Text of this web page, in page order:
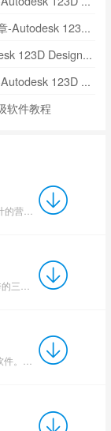
Autodesk 123D Design怎么快速建立一个印章-Autodesk 123D Design快速建立一个印章的方法
Autodesk 123D Design怎么旋转模型-Autodesk 123D Design旋转模型的尺寸的方法
Autodesk 123D Design怎么更改模型的尺寸-Autodesk 123D Design更改模型的尺寸的方法
软件教程
慧声POP打印专家是一款专为商超零售设计的营销物料制作工具。软件集成近千种海报模板与近万种商品高清图...